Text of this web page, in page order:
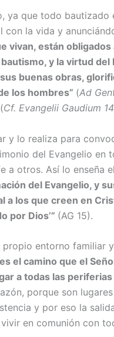
ya que todo
la vida y
vivan, están
y la virtud
buenas obras,
los hom­bres” (Ad
Cf. Evangelii Gaudium 14
y lo realiza para
del Evangelio
a otros. Así lo enseña
del Evangelio, y
a los que creen en
por Dios’” (AG 15).
entorno fami­liar
el camino que el
a todas las
porque son
y por eso la
en comunión con